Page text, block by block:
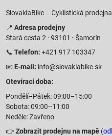
SlovakiaBike – Cyklistická
📍 Adresa prodejny
Stará cesta 2 · 93101 · Šamorín
📞 Telefon: +421 917 103347
📧 E-mail: info@slovakiabike.sk
Otevírací doba:
Pondělí–Pátek: 09:00–15:00
Sobota: 09:00–11:00
Neděle: Zavřeno
👉Zobrazit prodejnu na mapě (